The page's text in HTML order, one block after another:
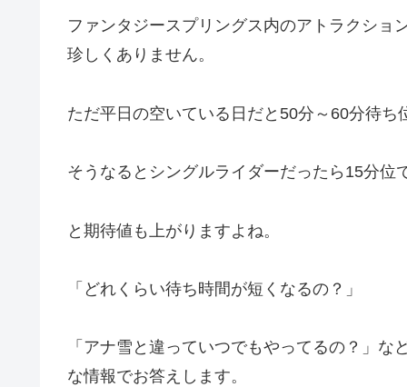
ファンタジースプリングス内のアトラクショ
珍しくありません。
ただ平日の空いている日だと50分～60分待
そうなるとシングルライダーだったら15分位
と期待値も上がりますよね。
「どれくらい待ち時間が短くなるの？」
「アナ雪と違っていつでもやってるの？」
な情報でお答えします。